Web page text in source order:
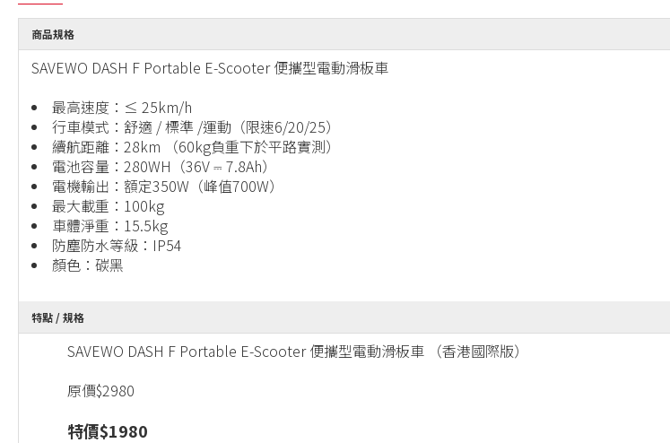
商品規格
SAVEWO DASH F Portable E-Scooter 便攜型電動滑板車
最高速度：≤ 25km/h
行車模式：舒適 / 標準 /運動（限速6/20/25）
續航距離：28km （60kg負重下於平路實測）
電池容量：280WH（36V ⎓ 7.8Ah）
電機輸出：額定350W（峰值700W）
最大載重：100kg
車體淨重：15.5kg
防塵防水等級：IP54
顏色：碳黑
特點 / 規格
SAVEWO DASH F Portable E-Scooter 便攜型電動滑板車 （香港國際版）
原價$2980
特價$1980